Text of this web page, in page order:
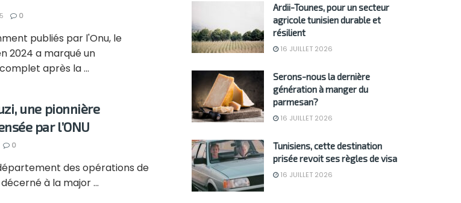
0
publiés par l'Onu, le
2024 a marqué un
après la ...
une pionnière
par l’ONU
0
des opérations de
à la major ...
Ardii-Tounes, pour un secteur
agricole tunisien durable et
résilient
16 JUILLET 2026
Serons-nous la dernière
génération à manger du
parmesan?
16 JUILLET 2026
Tunisiens, cette destination
prisée revoit ses règles de visa
16 JUILLET 2026